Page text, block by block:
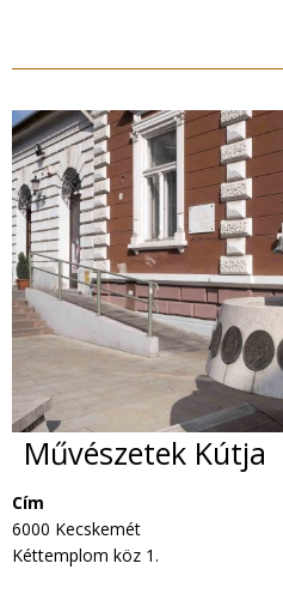
Művészetek Kútja
Cím
6000 Kecskemét
Kéttemplom köz 1.